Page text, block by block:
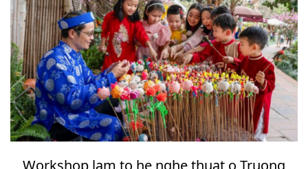
Workshop lam to he nghe thuat o Truong